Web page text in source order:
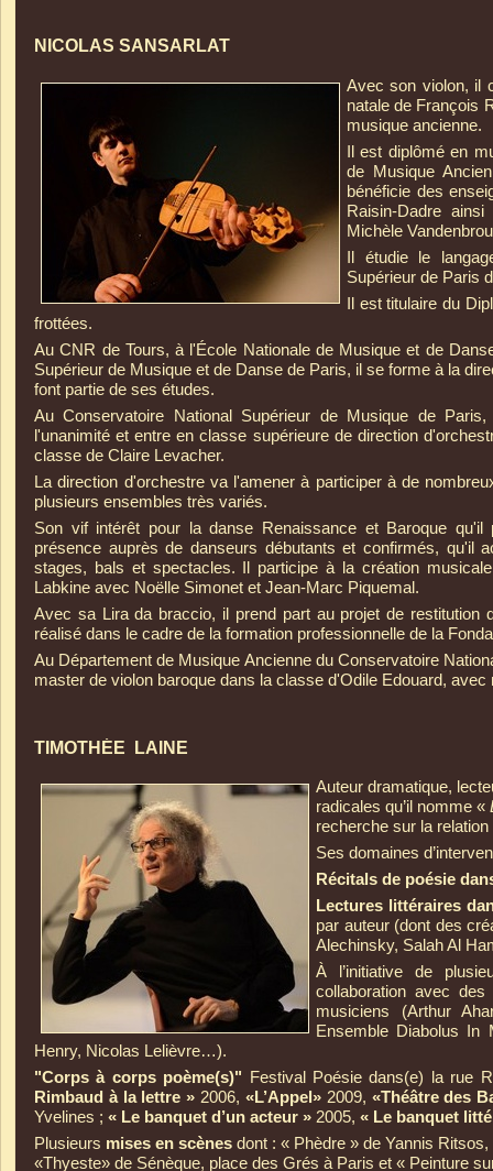
NICOLAS SANSARLAT
Avec son violon, il
natale de François
musique ancienne.
Il est diplômé en
de Musique
bénéficie des
Raisin-Dadre
Michèle
Il étudie le
Supérieur de Paris
Il est titulaire du
frottées.
Au CNR de Tours, à l'École Nationale de Musique et de
Supérieur de Musique et de Danse de Paris, il se forme à la
font partie de ses études.
Au Conservatoire National Supérieur de Musique de
l'unanimité et entre en classe supérieure de direction
classe de Claire Levacher.
La direction d'orchestre va l'amener à participer à de
plusieurs ensembles très variés.
Son vif intérêt pour la danse Renaissance et Baroque
présence auprès de danseurs débutants et confirmés, qu'il
stages, bals et spectacles. Il participe à la création
Labkine avec Noëlle Simonet et Jean-Marc Piquemal.
Avec sa Lira da braccio, il prend part au projet de restitution
réalisé dans le cadre de la formation professionnelle de la
Au Département de Musique Ancienne du Conservatoire
master de violon baroque dans la classe d'Odile Edouard,
TIMOTHÉE LAINE
Auteur dramatique,
radicales qu’il nomme «
recherche sur la relation
Ses domaines
Récitals de poésie
Lectures littéraires
par auteur (dont des
Alechinsky, Salah Al
À l’initiative de
collaboration avec
musiciens (Arthur
Ensemble Diabolus In
Henry, Nicolas Lelièvre…).
"Corps à corps poème(s)" Festival Poésie dans(e) la rue
Rimbaud à la lettre » 2006, «L’Appel»2009, «Théâtre des
Yvelines ; « Le banquet d’un acteur » 2005, « Le banquet
Plusieurs mises en scènes dont : « Phèdre » de Yannis
«Thyeste» de Sénèque, place des Grés à Paris et « Peinture